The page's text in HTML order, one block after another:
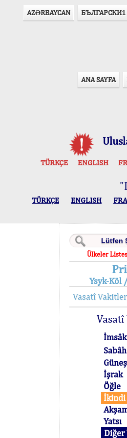
AZӘRBAYCAN БЪЛГАРСКИ1
ANA SAYFA
TÜRKÇE ENGLISH
TÜRKÇE ENGLISH
Ülkeler
Ysyk-Köl
Vasatî Vakitler
İmsâk
Sabâh
Güneş
İşrak
Öğle
İkindi
Yatsı
Diğer